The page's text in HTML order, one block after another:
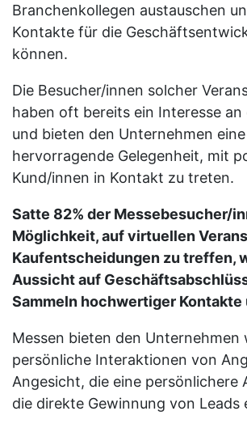
Branchenkollegen austauschen
Kontakte für die
können.
Die Besucher/innen solcher
haben oft bereits ein Interesse an
und bieten den Unternehmen eine
hervorragende Gelegenheit, mit
Kund/innen in Kontakt zu treten.
Satte 82% der Messebesucher/
Möglichkeit, auf virtuellen
Kaufentscheidungen zu treffen,
Aussicht auf
Sammeln hochwertiger
Messen bieten den Unternehmen
persönliche Interaktionen von
Angesicht, die eine persönlichere
die direkte Gewinnung von Leads